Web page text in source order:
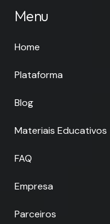
Menu
Home
Plataforma
Blog
Materiais Educativos
FAQ
Empresa
Parceiros